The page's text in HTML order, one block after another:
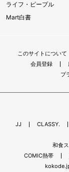
ライフ・ピープル
Mart白書
このサイトについて
会員登録
プ
JJ CLASSY.
和食
COMIC熱帯